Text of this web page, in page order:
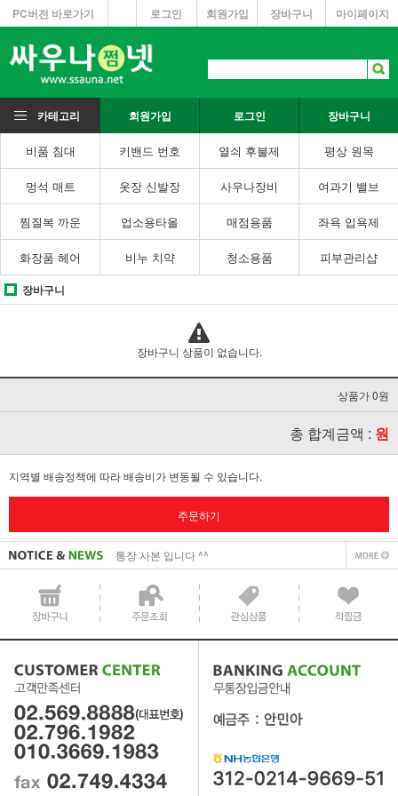
PC버전 바로가기 마이페이지
장바구니
회원가입
로그인
카테고리 회원가입 로그인 장바구니
비품 침대 키밴드 번호 열쇠 후불제 평상 원목
멍석 매트 옷장 신발장 사우나장비 여과기 밸브
찜질복 까운 업소용타올 매점용품 좌욕 입욕제
화장품 헤어 비누 치약 청소용품 피부관리샵
장바구니
장바구니 상품이 없습니다.
상품가 0원
총 합계금액 : 원
지역별 배송정책에 따라 배송비가 변동될 수 있습니다.
주문하기
사업자 사본 입니다^^
통장 사본 입니다 ^^
통장 사본 입니다 ^^